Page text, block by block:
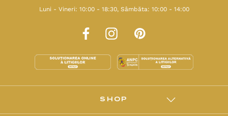
Luni - Vineri: 10:00 - 18:30, Sâmbăta: 10:00 - 14:00
SHOP